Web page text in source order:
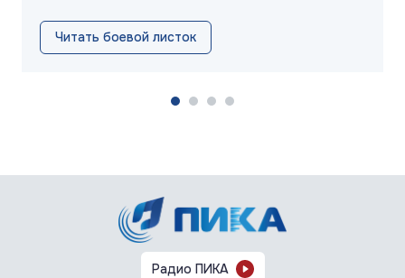
Читать боевой листок
Радио ПИКА